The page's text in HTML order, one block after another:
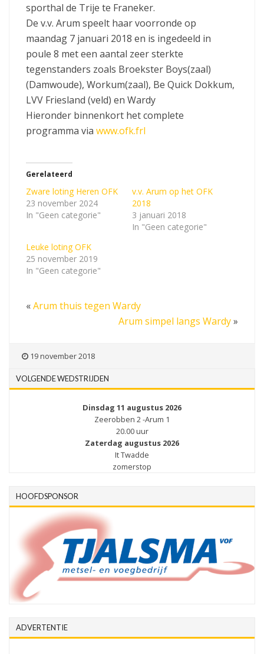
sporthal de Trije te Franeker.
De v.v. Arum speelt haar voorronde op
maandag 7 januari 2018 en is ingedeeld in
poule 8 met een aantal zeer sterkte
tegenstanders zoals Broekster Boys(zaal)
(Damwoude), Workum(zaal), Be Quick Dokkum,
LVV Friesland (veld) en Wardy
Hieronder binnenkort het complete
programma via www.ofk.frl
Gerelateerd
Zware loting Heren OFK
23 november 2024
In "Geen categorie"
v.v. Arum op het OFK
2018
3 januari 2018
In "Geen categorie"
Leuke loting OFK
25 november 2019
In "Geen categorie"
«Arum thuis tegen Wardy
Arum simpel langs Wardy»
19 november 2018
VOLGENDE WEDSTRIJDEN
Dinsdag 11 augustus 2026
Zeerobben 2 -Arum 1
20.00 uur
Zaterdag augustus 2026
It Twadde
zomerstop
HOOFDSPONSOR
ADVERTENTIE